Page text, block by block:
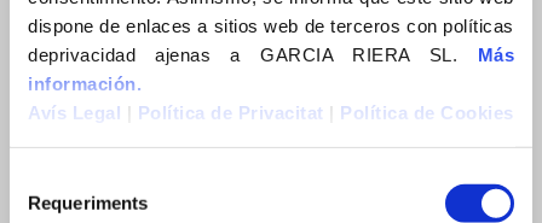
dispone de enlaces a sitios web de terceros con políticas
deprivacidad ajenas a GARCIA RIERA SL. Más
información.
Avís Legal | Política de Privacitat | Política de Cookies
Requeriments
Actualidad
Contacte
Contacto
Contact
CERCA